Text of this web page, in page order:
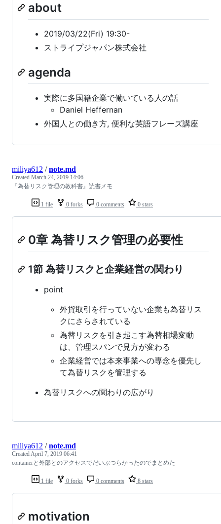
about
2019/03/22(Fri) 19:30-
ストライプジャパン株式会社
agenda
実際に多国籍企業で働いている人の話
Daniel Heffernan
外国人との働き方, 便利な英語フレーズ講座
1 file 0 forks 0 comments 0 stars
miliya612 /note.md
Created March 24, 2019 14:06
『為替リスク管理の教科書』読書メモ
0章 為替リスク管理の必要性
1節 為替リスクと企業経営の関わり
point
外貨取引を行っていない企業も為替リス
クにさらされている
為替リスクを引き起こす為替相場変動
は、管理スパンで見方が変わる
企業経営では本来事業への専念を優先し
て為替リスクを管理する
為替リスクへの関わりの広がり
1 file 0 forks 0 comments 8 stars
miliya612 /note.md
CreatedApril 7, 2019 06:41
containerと外部とのアクセスでだいぶつらかったのでまとめた
motivation